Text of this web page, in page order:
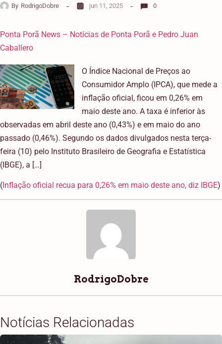
By RodrigoDobre jun 11, 2025 0
Ponta Porã News – Notícias de Ponta Porã e Pedro Juan
Caballero
O Índice Nacional de Preços ao
Consumidor Amplo (IPCA), que mede a
inflação oficial, ficou em 0,26% em
maio deste ano. A taxa é inferior às
observadas em abril deste ano (0,43%) e em maio do ano
passado (0,46%). Segundo os dados divulgados nesta terça-
feira (10) pelo Instituto Brasileiro de Geografia e Estatística
(IBGE), a […]
( Inflação oficial recua para 0,26% em maio deste ano, diz IBGE)
RodrigoDobre
Notícias Relacionadas